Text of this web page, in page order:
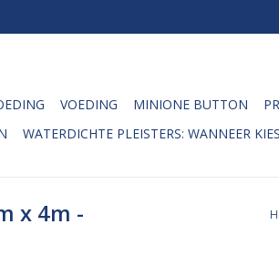
VOEDING MINIONE BUTTON
WATERDICHTE PLEISTERS: WANNEER
x 4m -